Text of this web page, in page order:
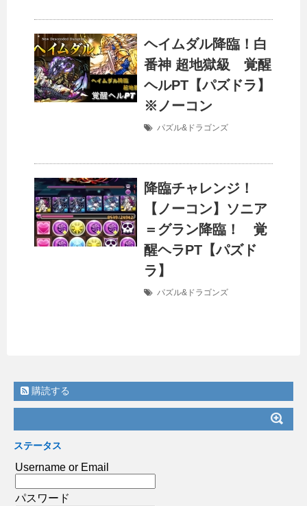
ヘイムダル降臨！白
番神 超地獄級 覚醒
ヘルPT【パズドラ】
※ノーコン
パズル&ドラゴンズ
降臨チャレンジ！
【ノーコン】ソニア
＝グラン降臨！ 覚
醒ヘラPT【パズド
ラ】
パズル&ドラゴンズ
購読する
ステータス
Username or Email
パスワード